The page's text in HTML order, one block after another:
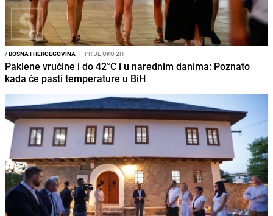
/BOSNA I HERCEGOVINA I PRIJE OKO 2H
Paklene vrućine i do 42°C i u narednim danima: Poznato
kada će pasti temperature u BiH